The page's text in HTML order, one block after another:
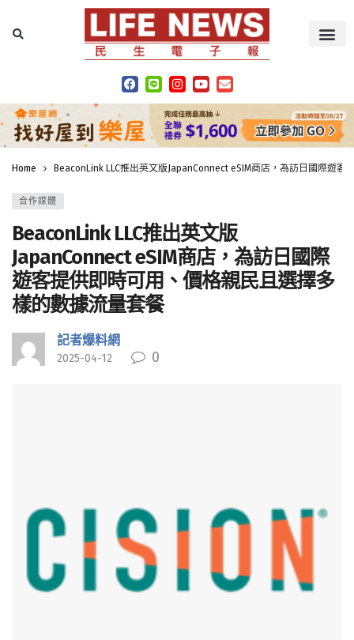
Home BeaconLink LLC推出英文版JapanConnect eSIM商店，為訪日國際遊
合作媒體
BeaconLink LLC推出英文版
JapanConnect eSIM商店，為訪日國際
遊客提供即時可用、價格親民且選擇多
樣的數據流量套餐
記者爆料網
2025-04-12 0